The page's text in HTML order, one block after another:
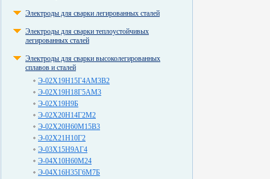
Электроды для сварки легированных сталей
Электроды для сварки теплоустойчивых
легированных сталей
Электроды для сварки высоколегированных
сплавов и сталей
Э-02Х19Н15Г4АМ3В2
Э-02Х19Н18Г5АМ3
Э-02Х19Н9Б
Э-02Х20Н14Г2М2
Э-02Х20Н60М15В3
Э-02Х21Н10Г2
Э-03Х15Н9АГ4
Э-04Х10Н60М24
Э-04Х16Н35Г6М7Б